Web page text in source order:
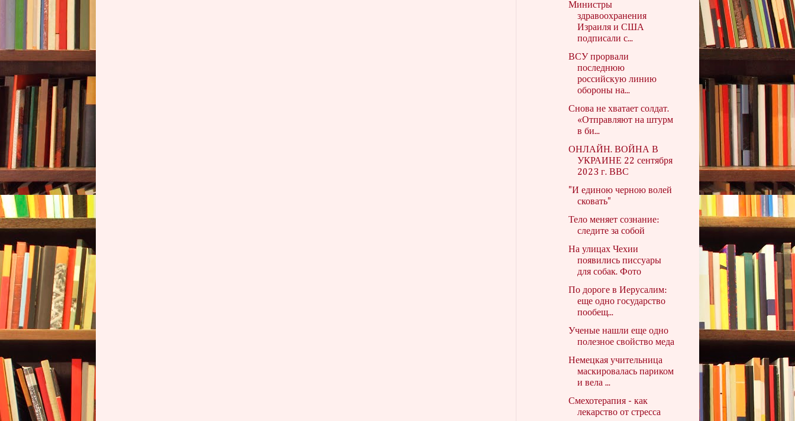
Министры
здравоохранения
Израиля и США
подписали с...
ВСУ прорвали
последнюю
российскую линию
обороны на...
Снова не хватает солдат.
«Отправляют на штурм
в би...
ОНЛАЙН. ВОЙНА В
УКРАИНЕ 22 сентября
2023 г. ВВС
"И единою черною волей
сковать"
Тело меняет сознание:
следите за собой
На улицах Чехии
появились писсуары
для собак. Фото
По дороге в Иерусалим:
еще одно государство
пообещ...
Ученые нашли еще одно
полезное свойство меда
Немецкая учительница
маскировалась париком
и вела ...
Смехотерапия - как
лекарство от стресса